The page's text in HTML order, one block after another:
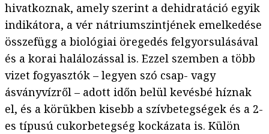
hivatkoznak, amely szerint a dehidratáció egyik
indikátora, a vér nátriumszintjének emelkedése
összefügg a biológiai öregedés felgyorsulásával
és a korai halálozással is. Ezzel szemben a több
vizet fogyasztók – legyen szó csap- vagy
ásványvízről – adott időn belül kevésbé híznak
el, és a körükben kisebb a szívbetegségek és a 2-
es típusú cukorbetegség kockázata is. Külön